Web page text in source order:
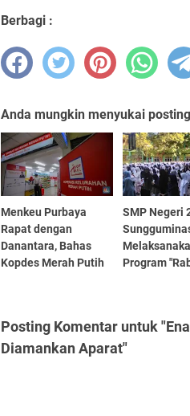
Berbagi :
Anda mungkin menyukai
Menkeu Purbaya
Rapat dengan
Danantara, Bahas
Kopdes Merah Putih
SMP Negeri
Program
Posting Komentar untuk
Diamankan Aparat"